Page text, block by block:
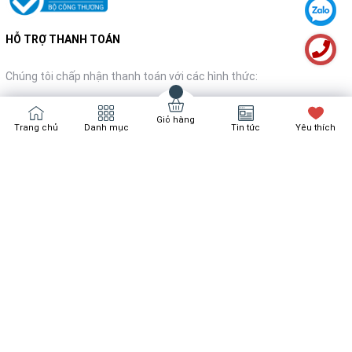
HỖ TRỢ THANH TOÁN
Chúng tôi chấp nhận thanh toán với các hình thức:
Trang chủ Danh mục
Giỏ hàng
Tin tức Yêu thích